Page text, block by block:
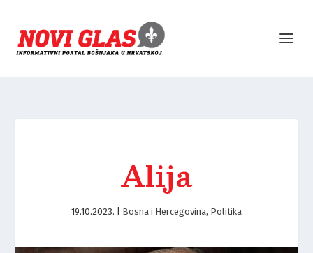
Alija
19.10.2023. Bosna i Hercegovina, Politika